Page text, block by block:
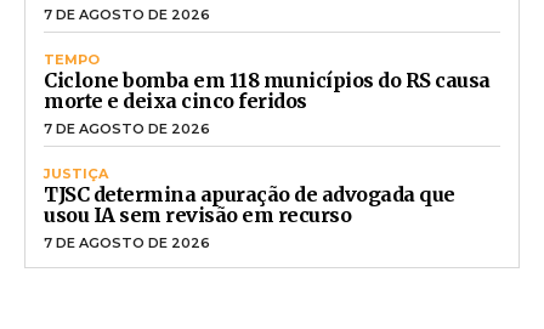
7 DE AGOSTO DE 2026
TEMPO
Ciclone bomba em 118 municípios do RS causa
morte e deixa cinco feridos
7 DE AGOSTO DE 2026
JUSTIÇA
TJSC determina apuração de advogada que
usou IA sem revisão em recurso
7 DE AGOSTO DE 2026